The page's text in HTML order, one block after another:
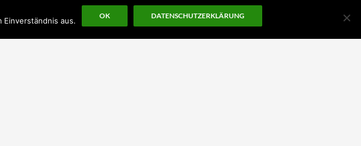
aus.
OK DATENSCHUTZERKLÄRUNG